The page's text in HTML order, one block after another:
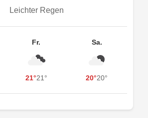
Leichter Regen
Fr.
21°21°
Sa.
20°20°